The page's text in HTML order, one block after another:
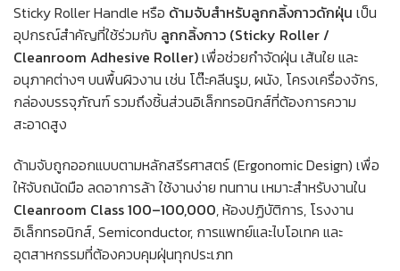
Sticky Roller Handle หรือ ด้ามจับสำหรับลูกกลิ้งกาวดักฝุ่น เป็น
อุปกรณ์สำคัญที่ใช้ร่วมกับ ลูกกลิ้งกาว (Sticky Roller /
Cleanroom Adhesive Roller)เพื่อช่วยกำจัดฝุ่น เส้นใย และ
อนุภาคต่างๆ บนพื้นผิวงาน เช่น โต๊ะคลีนรูม, ผนัง, โครงเครื่องจักร,
กล่องบรรจุภัณฑ์ รวมถึงชิ้นส่วนอิเล็กทรอนิกส์ที่ต้องการความ
สะอาดสูง
ด้ามจับถูกออกแบบตามหลักสรีรศาสตร์ (Ergonomic Design) เพื่อ
ให้จับถนัดมือ ลดอาการล้า ใช้งานง่าย ทนทาน เหมาะสำหรับงานใน
Cleanroom Class 100–100,000, ห้องปฏิบัติการ, โรงงาน
อิเล็กทรอนิกส์, Semiconductor, การแพทย์และไบโอเทค และ
อุตสาหกรรมที่ต้องควบคุมฝุ่นทุกประเภท